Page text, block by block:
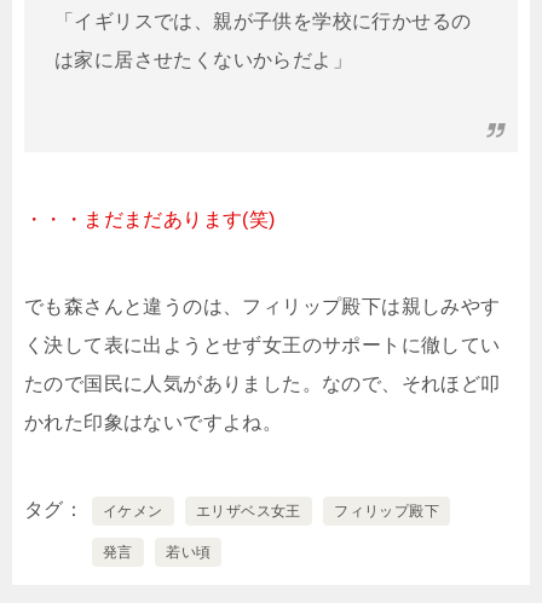
「イギリスでは、親が子供を学校に行かせるの
は家に居させたくないからだよ」
・・・まだまだあります(笑)
でも森さんと違うのは、フィリップ殿下は親しみやす
く決して表に出ようとせず女王のサポートに徹してい
たので国民に人気がありました。なので、それほど叩
かれた印象はないですよね。
タグ イケメン エリザベス女王 フィリップ殿下
発言 若い頃